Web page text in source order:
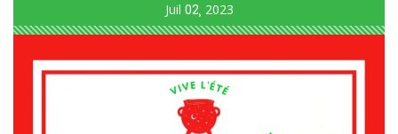
Juil 02 2023